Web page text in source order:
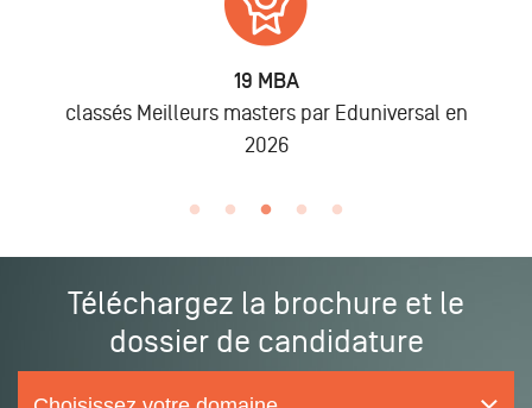
6 875Alumni
lors des promo 2019 à 2025
Téléchargez la brochure et le
dossier de candidature